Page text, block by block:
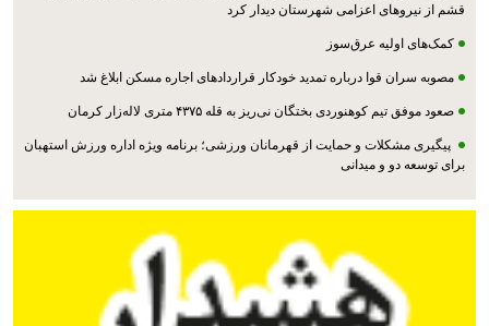
قشم از نیروهای اعزامی شهرستان دیدار کرد
کمک‌های اولیه عرق‌سوز
مصوبه سران قوا درباره تمدید خودکار قراردادهای اجاره مسکن ابلاغ شد
صعود موفق تیم کوهنوردی بختگان نی‌ریز به قله ۴۳۷۵ متری لاله‌زار کرمان
پیگیری مشکلات و حمایت از قهرمانان ورزشی؛ برنامه ویژه اداره ورزش استهبان
برای توسعه دو و میدانی